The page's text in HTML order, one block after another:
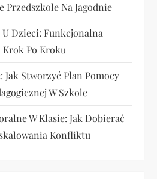
Przedszkole Na Jagodnie
Dzieci: Funkcjonalna
Po Kroku
Jak Stworzyć Plan Pomocy
W Szkole
W Klasie: Jak Dobierać
Konfliktu